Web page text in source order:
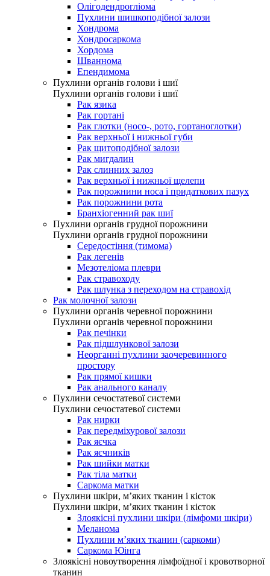
Олігодендрогліома
Пухлини шишкоподібної залози
Хондрома
Хондросаркома
Хордома
Шваннома
Епендимома
Пухлини органів голови і шиї
Пухлини органів голови і шиї
Рак язика
Рак гортані
Рак глотки (носо-, рото, гортаноглотки)
Рак верхньої і нижньої губи
Рак щитоподібної залози
Рак мигдалин
Рак слинних залоз
Рак верхньої і нижньої щелепи
Рак порожнини носа і придаткових пазух
Рак порожнини рота
Бранхіогенний рак шиї
Пухлини органів грудної порожнини
Пухлини органів грудної порожнини
Середостіння (тимома)
Рак легенів
Мезотеліома плеври
Рак стравоходу
Рак шлунка з переходом на стравохід
Рак молочної залози
Пухлини органів черевної порожнини
Пухлини органів черевної порожнини
Рак печінки
Рак підшлункової залози
Неорганні пухлини заочеревинного
простору
Рак прямої кишки
Рак анального каналу
Пухлини сечостатевої системи
Пухлини сечостатевої системи
Рак нирки
Рак передміхурової залози
Рак яєчка
Рак яєчників
Рак шийки матки
Рак тіла матки
Саркома матки
Пухлини шкіри, м’яких тканин і кісток
Пухлини шкіри, м’яких тканин і кісток
Злоякісні пухлини шкіри (лімфоми шкіри)
Меланома
Пухлини м’яких тканин (саркоми)
Саркома Юінга
Злоякісні новоутворення лімфоїдної і кровотворної
тканин